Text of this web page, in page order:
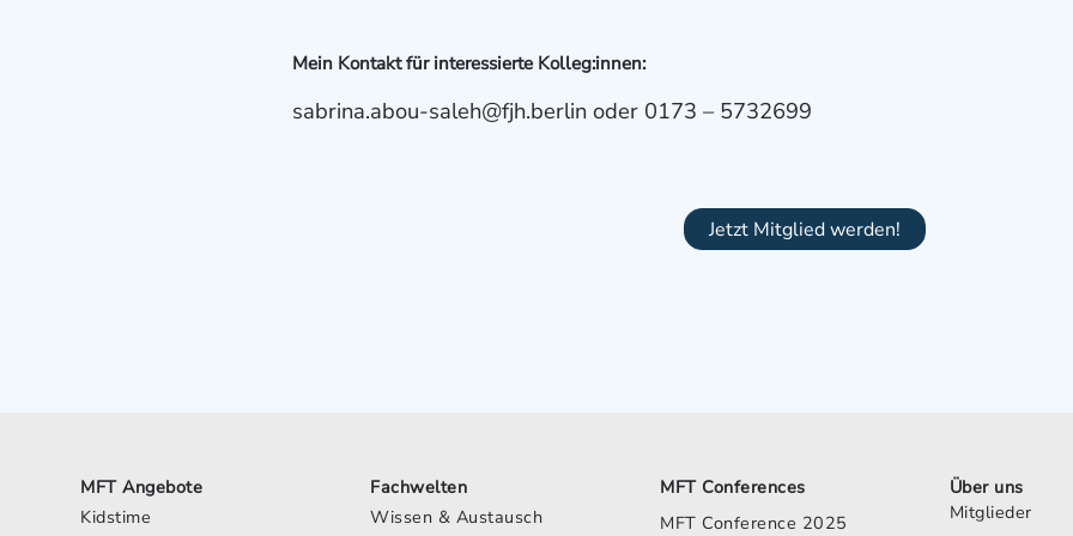
Mein Kontakt für interessierte Kolleg:innen:
sabrina.abou-saleh@fjh.berlin oder 0173 – 5732699
Jetzt Mitglied werden!
MFT Angebote
Kidstime
Fachwelten
Wissen & Austausch
MFT Conferences
MFT Conference 2025
Über uns
Mitglieder